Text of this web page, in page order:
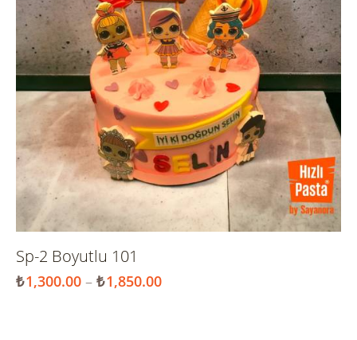
Sp-2 Boyutlu 101
₺1,300.00 – ₺1,850.00